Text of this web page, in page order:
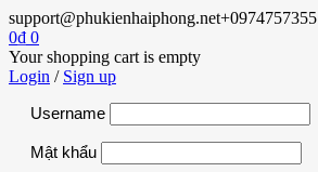
support@phukienhaiphong.net+0974757355
0₫ 0
Your shopping cart is empty
Login / Sign up
Username
Mật khẩu